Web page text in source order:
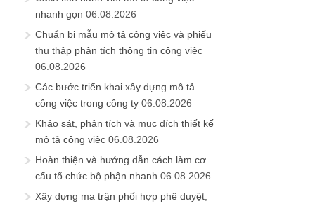
nhanh gọn 06.08.2026
Chuẩn bị mẫu mô tả công việc và phiếu
thu thập phân tích thông tin công việc
06.08.2026
Các bước triển khai xây dựng mô tả
công việc trong công ty 06.08.2026
Khảo sát, phân tích và mục đích thiết kế
mô tả công việc 06.08.2026
Hoàn thiện và hướng dẫn cách làm cơ
cấu tổ chức bộ phận nhanh 06.08.2026
Xây dựng ma trận phối hợp phê duyệt,